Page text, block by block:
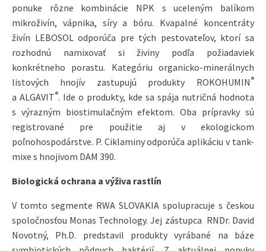
ponuke rôzne kombinácie NPK s uceleným balíkom
mikroživín, vápnika, síry a bóru. Kvapalné koncentráty
živín LEBOSOL odporúča pre tých pestovateľov, ktorí sa
rozhodnú namixovať si živiny podľa požiadaviek
konkrétneho porastu. Kategóriu organicko-minerálnych
listových hnojív zastupujú produkty ROKOHUMIN ®
a ALGAVIT®. Ide o produkty, kde sa spája nutričná hodnota
s výrazným biostimulačným efektom. Oba prípravky sú
registrované pre použitie aj v ekologickom
poľnohospodárstve. P. Ciklaminy odporúča aplikáciu v tank-
mixe s hnojivom DAM 390.
Biologická ochrana a výživa rastlín
V tomto segmente RWA SLOVAKIA spolupracuje s českou
spoločnosťou Monas Technology. Jej zástupca RNDr. David
Novotný, Ph.D. predstavil produkty vyrábané na báze